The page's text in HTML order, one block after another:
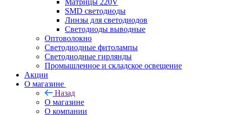
Матрицы 220V
SMD светодиоды
Линзы для светодиодов
Светодиоды выводные
Оптоволокно
Светодиодные фитолампы
Светодиодные гирлянды
Промышленное и складское освещение
Акции
О магазине
Назад
О магазине
О компании